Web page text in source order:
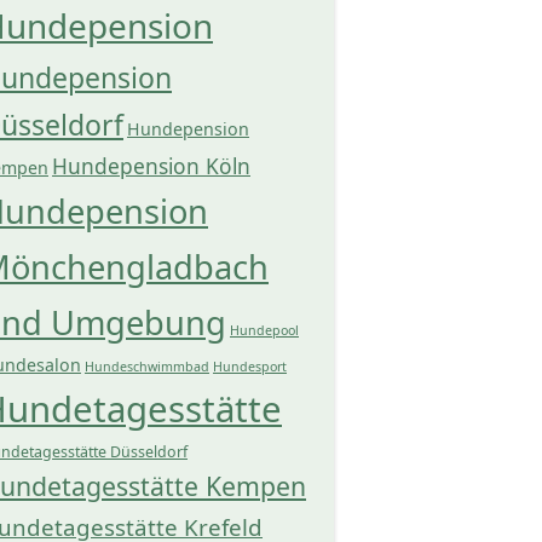
Hundepension
Hundepension Köln
Umgebung Hundepool
Hundeschwimmbad Hundesport
Düsseldorf
Kempen
Krefeld